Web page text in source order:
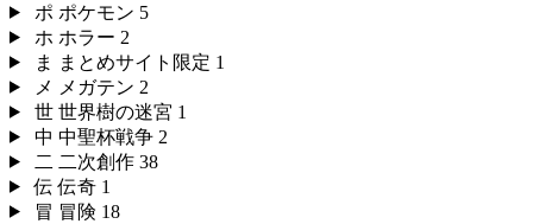
ポ ポケモン 5
ホ ホラー 2
ま
まとめサイト限定 1
メ
メガテン 2
世 世界樹の迷宮 1
中 中聖杯戦争 2
二 二次創作 38
伝伝奇 1
冒 冒険 18